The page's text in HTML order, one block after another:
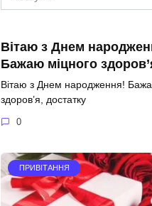
for:
Вітаю з Днем
Бажаю міцного
Вітаю з Днем народження!
здоров’я, достатку
0
ПРИВІТАННЯ